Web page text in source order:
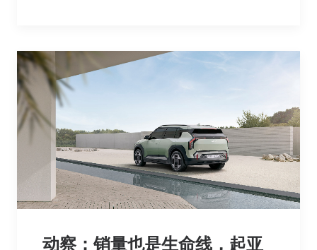
动察：销量也是生命线，起亚